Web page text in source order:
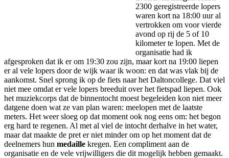
2300 geregistreerde lopers
waren kort na 18:00 uur al
vertrokken om voor vierde
avond op rij de 5 of 10
kilometer te lopen. Met de
organisatie had ik
afgesproken dat ik er om 19:30 zou zijn, maar kort na 19:00 liepen
er al vele lopers door de wijk waar ik woon: en dat was vlak bij de
aankomst. Snel sprong ik op de fiets naar het Daltoncollege. Dat viel
niet mee omdat er vele lopers breeduit over het fietspad liepen. Ook
het muziekcorps dat de binnentocht moest begeleiden kon niet meer
datgene doen wat ze van plan waren: meelopen met de laatste
meters. Het weer sloeg op dat moment ook nog eens om: het begon
erg hard te regenen. Al met al viel de intocht derhalve in het water,
maar dat maakte de pret er niet minder om op het moment dat de
deelnemers hun medaille kregen. Een compliment aan de
organisatie en de vele vrijwilligers die dit mogelijk hebben gemaakt.